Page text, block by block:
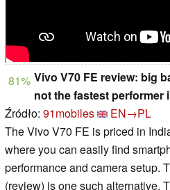
81% Vivo V70 FE review: big
not the fastest performer
Źródło: 91mobiles
EN→PL
The Vivo V70 FE is priced in
where you can easily find
performance and camera setup.
(review) is one such alternative.